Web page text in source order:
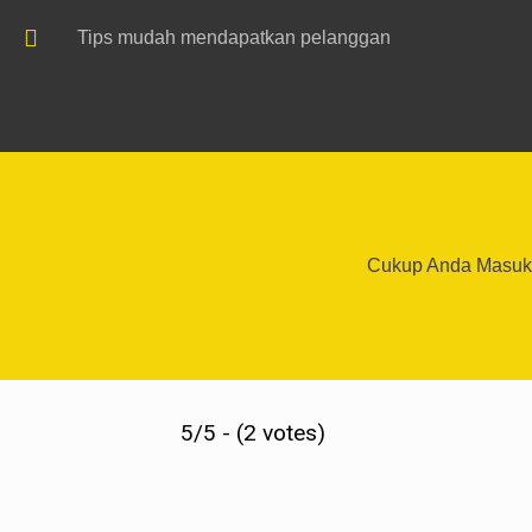
Tips mudah mendapatkan pelanggan
Cukup Anda
5/5 - (2 votes)